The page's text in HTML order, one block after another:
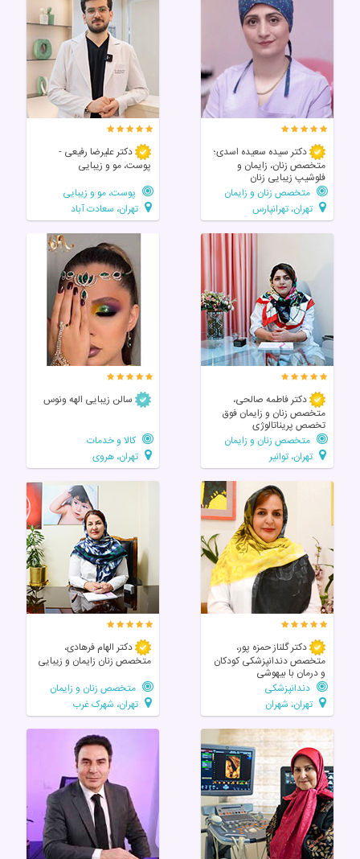
دکتر سیده سعیده اسدی؛
متخصص زنان، زایمان و
فلوشیپ زیبایی زنان
متخصص زنان و زایمان
تهران، تهرانپارس
دکتر علیرضا رفیعی -
پوست، مو و زیبایی
پوست، مو و زیبایی
تهران، سعادت آباد
دکتر فاطمه صالحی،
متخصص زنان و زایمان فوق
تخصص پریناتالوژی
متخصص زنان و زایمان
تهران، توانیر
سالن زیبایی الهه ونوس
کالا و خدمات
تهران، هروی
دکتر گلناز حمزه پور،
متخصص دندانپزشکی کودکان
و درمان با بیهوشی
دندانپزشکی
تهران، شهران
دکتر الهام فرهادی،
متخصص زنان زايمان و زیبایی
متخصص زنان و زایمان
تهران، شهرک غرب